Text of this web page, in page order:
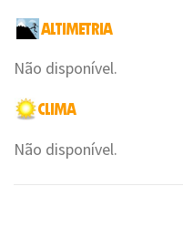
Não disponível.
Não disponível.